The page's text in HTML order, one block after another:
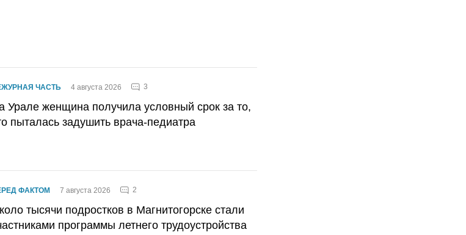
ЧАСТЬ 4 августа 2026 3
Урале женщина получила условный срок за то,
пыталась задушить врача-педиатра
ФАКТОМ 7 августа 2026 2
тысячи подростков в Магнитогорске стали
программы летнего трудоустройства